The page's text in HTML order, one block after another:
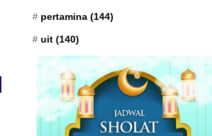
pertamina (144)
uit (140)